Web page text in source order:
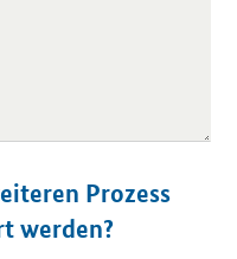
Prozess
werden?